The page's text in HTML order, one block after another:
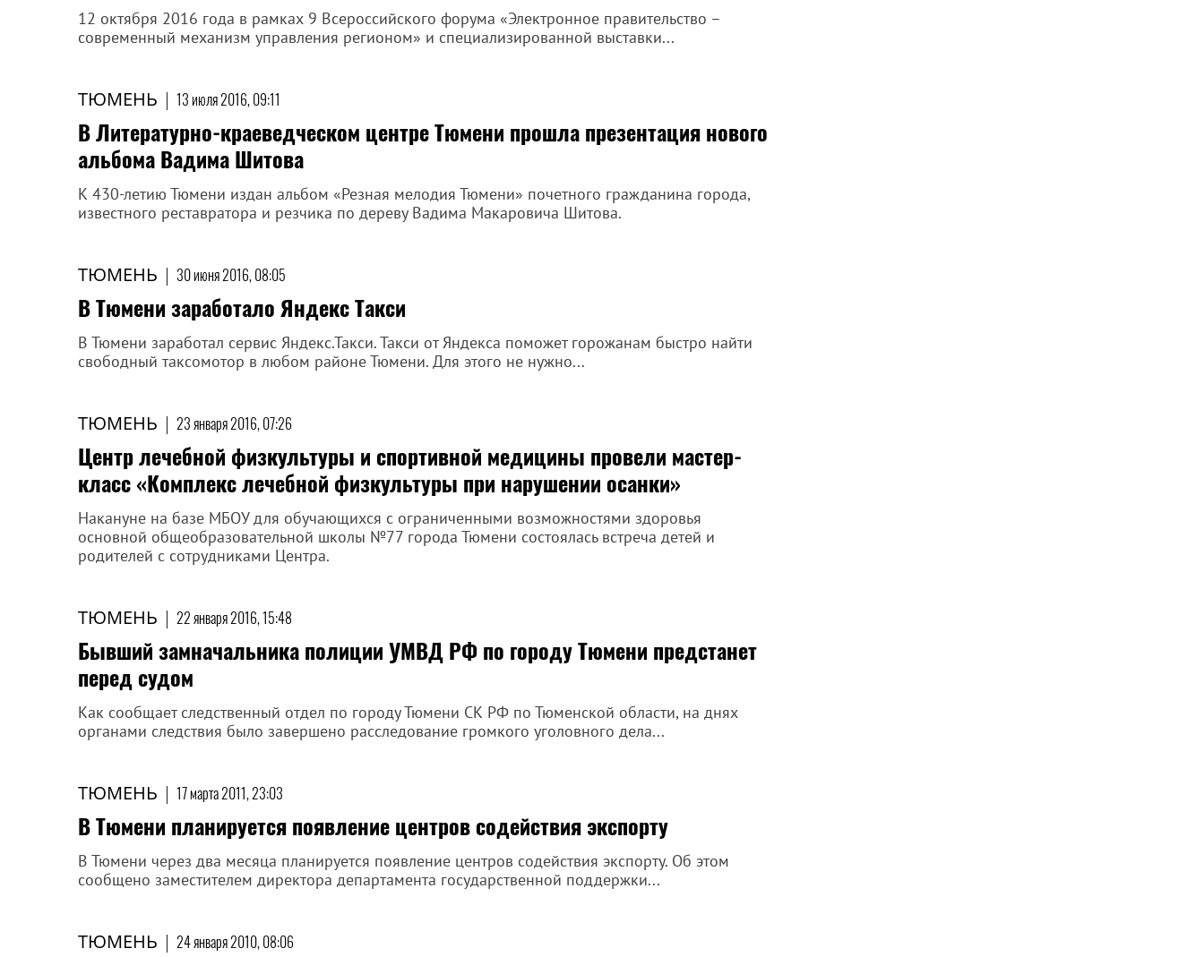
12 октября 2016 года в рамках 9 Всероссийского форума «Электронное правительство –
современный механизм управления регионом» и специализированной выставки...
ТЮМЕНЬ | 13 июля 2016, 09:11
В Литературно-краеведческом центре Тюмени прошла презентация нового
альбома Вадима Шитова
К 430-летию Тюмени издан альбом «Резная мелодия Тюмени» почетного гражданина города,
известного реставратора и резчика по дереву Вадима Макаровича Шитова.
ТЮМЕНЬ | 30 июня 2016, 08:05
В Тюмени заработало Яндекс Такси
В Тюмени заработал сервис Яндекс.Такси. Такси от Яндекса поможет горожанам быстро найти
свободный таксомотор в любом районе Тюмени. Для этого не нужно...
ТЮМЕНЬ | 23 января 2016, 07:26
Центр лечебной физкультуры и спортивной медицины провели мастер-
класс «Комплекс лечебной физкультуры при нарушении осанки»
Накануне на базе МБОУ для обучающихся с ограниченными возможностями здоровья
основной общеобразовательной школы №77 города Тюмени состоялась встреча детей и
родителей с сотрудниками Центра.
ТЮМЕНЬ | 22 января 2016, 15:48
Бывший замначальника полиции УМВД РФ по городу Тюмени предстанет
перед судом
Как сообщает следственный отдел по городу Тюмени СК РФ по Тюменской области, на днях
органами следствия было завершено расследование громкого уголовного дела...
ТЮМЕНЬ | 17 марта 2011, 23:03
В Тюмени планируется появление центров содействия экспорту
В Тюмени через два месяца планируется появление центров содействия экспорту. Об этом
сообщено заместителем директора департамента государственной поддержки...
ТЮМЕНЬ | 24 января 2010, 08:06